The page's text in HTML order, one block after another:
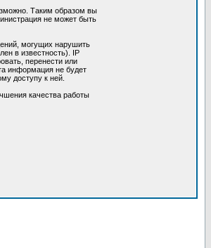
Таким образом вы
не может быть
могущих нарушить
в известность). IP
перенести или
информация не будет
доступу к ней.
качества работы